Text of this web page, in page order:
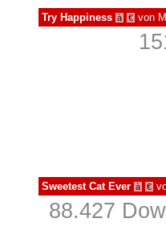
Try Happiness à € von
Sweetest Cat Ever à €
88.427